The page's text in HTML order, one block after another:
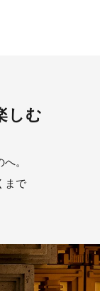
しむ
。
まで